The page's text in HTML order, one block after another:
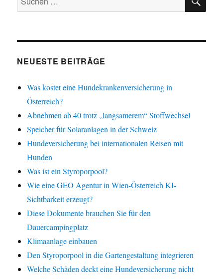
nach:
NEUESTE BEITRÄGE
Was kostet eine Hundekrankenversicherung in
Österreich?
Abnehmen ab 40 trotz „langsamerem“ Stoffwechsel
Speicher für Solaranlagen in der Schweiz
Hundeversicherung bei internationalen Reisen mit
Hunden
Was ist ein Styroporpool?
Wie eine GEO Agentur in Wien-Österreich KI-
Sichtbarkeit erzeugt?
Diese Dokumente brauchen Sie für den
Dauercampingplatz
Klimaanlage einbauen
Den Styroporpool in die Gartengestaltung integrieren
Welche Schäden deckt eine Hundeversicherung nicht